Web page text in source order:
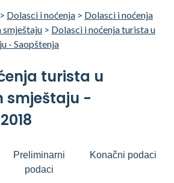
> Dolasci i noćenja > Dolasci i noćenja
> Dolasci i noćenja turista u
- Saopštenja
turista u
smještaju -
Preliminarni
podaci
Konačni podaci